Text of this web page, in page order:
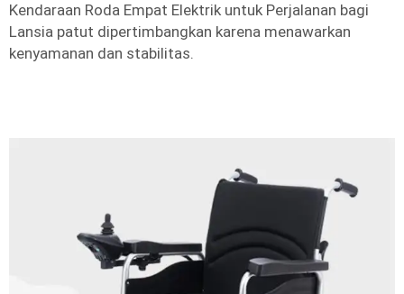
Kendaraan Roda Empat Elektrik untuk Perjalanan bagi
Lansia patut dipertimbangkan karena menawarkan
kenyamanan dan stabilitas.